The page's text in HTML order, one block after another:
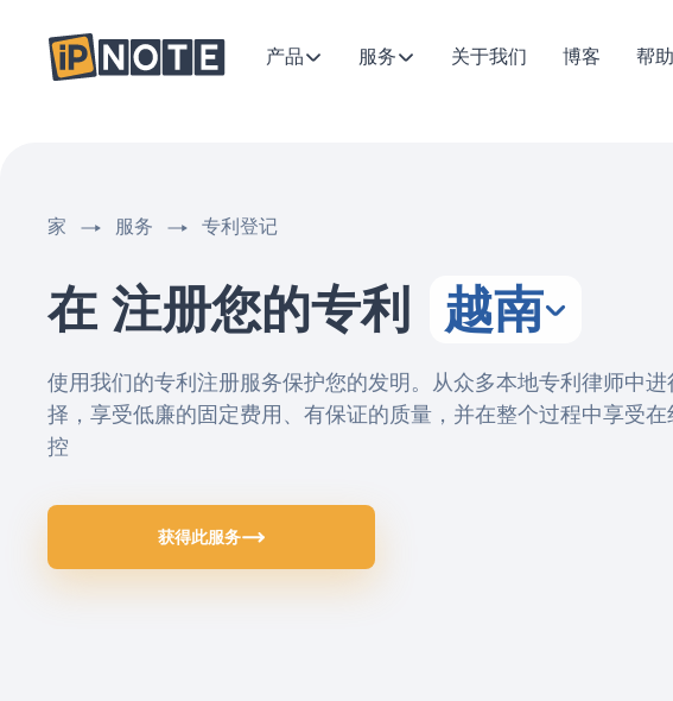
产品 服务 关于我们 博客 帮助
家 服务 专利登记
在 注册您的专利 越南
使用我们的专利注册服务保护您的发明。从众多本地专利律师中进
择，享受低廉的固定费用、有保证的质量，并在整个过程中享受在
控
获得此服务